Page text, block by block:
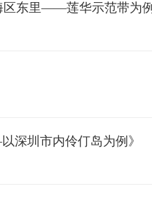
区东里——莲华示范带为
深圳市内伶仃岛为例》